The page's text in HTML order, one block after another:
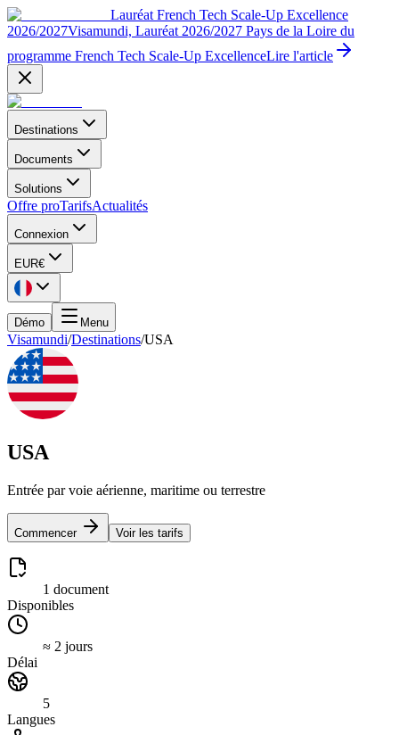
Lauréat French Tech Scale-Up Excellence
2026/2027Visamundi, Lauréat 2026/2027 Pays de la Loire du
programme French Tech Scale-Up ExcellenceLire l'article
Destinations
Documents
Solutions
Offre proTarifsActualités
Connexion
EUR€
Démo Menu
Visamundi/Destinations/USA
USA
Entrée par voie aérienne, maritime ou terrestre
Commencer Voir les tarifs
1 document
Disponibles
≈ 2 jours
Délai
5
Langues